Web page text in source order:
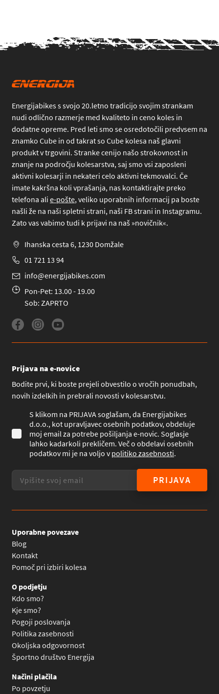
Energijabikes s svojo 20.letno tradicijo svojim strankam
nudi odlično razmerje med kvaliteto in ceno koles in
dodatne opreme. Pred leti smo se osredotočili predvsem na
znamko Cube in od takrat so Cube kolesa naš glavni
produkt v trgovini. Stranke cenijo našo strokovnost in
znanje na področju kolesarstva, saj smo vsi zaposleni
aktivni kolesarji in nekateri celo aktivni tekmovalci. Če
imate kakršna koli vprašanja, nas kontaktirajte preko
telefona ali e-pošte, veliko uporabnih informacij pa boste
našli že na naši spletni strani, naši FB strani in Instagramu.
Zato vas vabimo tudi k prijavi na naš »novičnik«.
Ihanska cesta 6, 1230 Domžale
01 721 13 94
info@energijabikes.com
Pon-Pet: 13.00 - 19.00
Sob: ZAPRTO
Prijava na e-novice
Bodite prvi, ki boste prejeli obvestilo o vročih ponudbah,
novih izdelkih in prebrali novosti v kolesarstvu.
S klikom na PRIJAVA soglašam, da Energijabikes
d.o.o., kot upravljavec osebnih podatkov, obdeluje
moj email za potrebe pošiljanja e-novic. Soglasje
lahko kadarkoli prekličem. Več o obdelavi osebnih
podatkov mi je na voljo vpolitiko zasebnosti.
PRIJAVA
Uporabne povezave
Blog
Kontakt
Pomoč pri izbiri kolesa
O podjetju
Kdo smo?
Kje smo?
Pogoji poslovanja
Politika zasebnosti
Okoljska odgovornost
Športno društvo Energija
Načini plačila
Po povzetju